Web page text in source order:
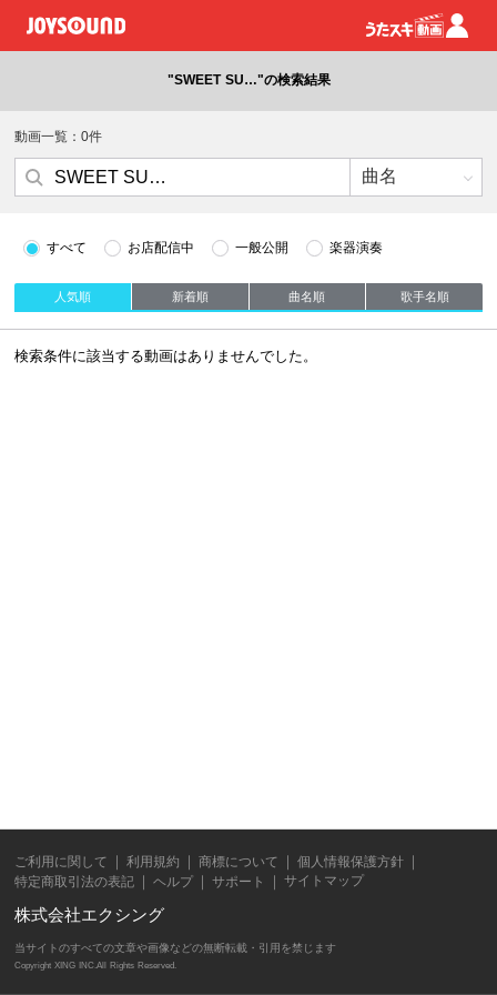
"SWEET SU…"の検索結果
動画一覧：0件
すべて お店配信中 一般公開 楽器演奏
人気順 新着順 曲名順 歌手名順
検索条件に該当する動画はありませんでした。
ご利用に関して 利用規約 商標について
個人情報保護方針
特定商取引法の表記
ヘルプ サポート サイトマップ
株式会社エクシング
当サイトのすべての文章や画像などの無断転載・引用を禁じます
Copyright XING INC.All Rights Reserved.